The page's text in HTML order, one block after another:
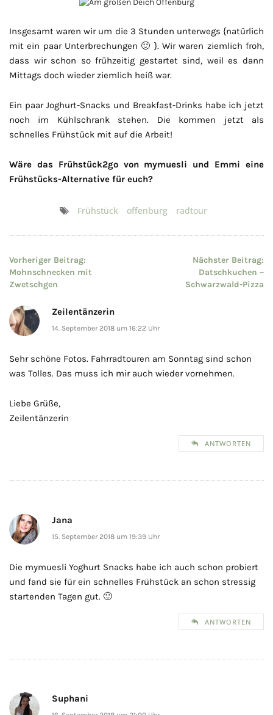
Insgesamt waren wir um die 3 Stunden unterwegs {natürlich
mit ein paar Unterbrechungen 🙂 }. Wir waren ziemlich froh,
dass wir schon so frühzeitig gestartet sind, weil es dann
Mittags doch wieder ziemlich heiß war.
Ein paar Joghurt-Snacks und Breakfast-Drinks habe ich jetzt
noch im Kühlschrank stehen. Die kommen jetzt als
schnelles Frühstück mit auf die Arbeit!
Wäre das Frühstück2go von mymuesli und Emmi eine
Frühstücks-Alternative für euch?
Frühstück offenburg radtour
Beitragsnavigation
Vorheriger Beitrag:
Mohnschnecken mit
Zwetschgen
Nächster Beitrag:
Datschkuchen –
Schwarzwald-Pizza
Zeilentänzerin
14. September 2018 um 16:22 Uhr
Sehr schöne Fotos. Fahrradtouren am Sonntag sind schon
was Tolles. Das muss ich mir auch wieder vornehmen.
Liebe Grüße,
Zeilentänzerin
ANTWORTEN
Jana
15. September 2018 um 19:39 Uhr
Die mymuesli Yoghurt Snacks habe ich auch schon probiert
und fand sie für ein schnelles Frühstück an schon stressig
startenden Tagen gut. 🙂
ANTWORTEN
Suphani